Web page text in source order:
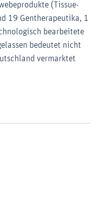
(Tissue-
19 Gentherapeutika, 1
bearbeitete
bedeutet nicht
vermarktet